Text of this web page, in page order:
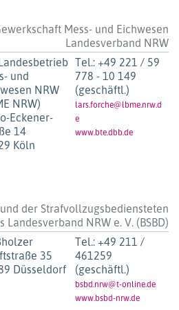
Mess- und Eichwesen
Landesverband NRW
und
NRW
NRW)
Eckener-
14
Köln
Tel.:+49 221 / 59
778 - 10 149
(geschäftl.)
lars.forche@lbme.nrw.d
e
www.bte.dbb.de
der Strafvollzugsbediensteten
Landesverband NRW e. V. (BSBD)
35
Düsseldorf
Tel.:+49 211 /
461259
(geschäftl.)
bsbd.nrw@t-online.de
www.bsbd-nrw.de